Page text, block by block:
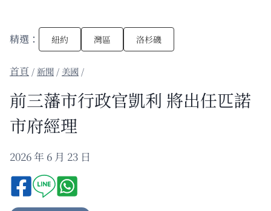
精選： 紐約 灣區 洛杉磯
/新聞 / 美國 /
前三藩市行政官凱利 將出任匹諾
市府經理
2026 年 6 月 23 日